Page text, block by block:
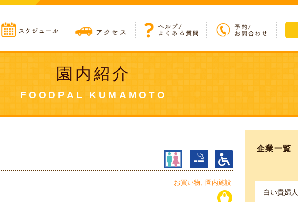
園内紹介
FOODPAL KUMAMOTO
お買い物 園内施設
企業一覧
白い貴婦人